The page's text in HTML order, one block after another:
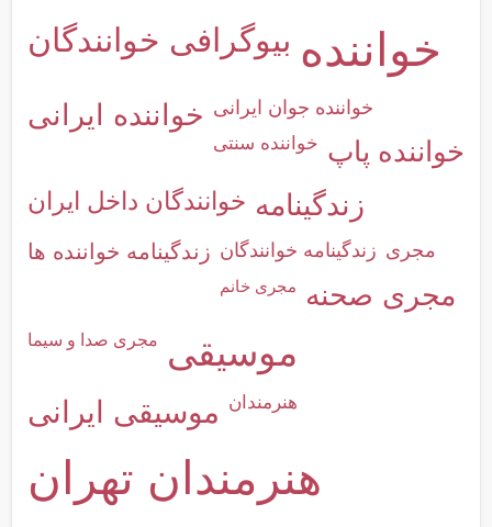
بیوگرافی خوانندگان خواننده
خواننده ایرانی خواننده جوان ایرانی
خواننده سنتی خواننده پاپ
خوانندگان داخل ایران زندگینامه
زندگینامه خواننده ها زندگینامه خوانندگان مجری
مجری خانم مجری صحنه
مجری صدا و سیما موسیقی
موسیقی ایرانی هنرمندان
هنرمندان تهران